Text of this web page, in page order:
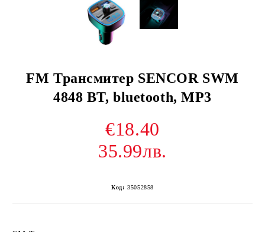
FM Трансмитер SENCOR SWM
4848 BT, bluetooth, MP3
€18.40
35.99лв.
Код: 35052858